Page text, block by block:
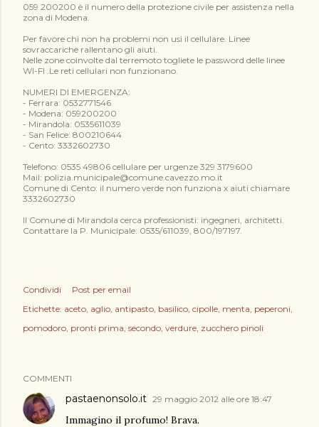
059 200200 è il numero della protezione civile per assistenza nella
zona di Modena.
Per favore chi non ha problemi non usi il cellulare. Linee
sovraccariche rallentano gli aiuti.
Nelle zone coinvolte dal terremoto togliete le password delle linee
WI-FI .Le reti cellulari non funzionano.
NUMERI DI EMERGENZA:
- Ferrara: 0532771546
- Modena: 059200200
- Mirandola: 0535611039
- San Felice: 800210644
- Cento: 3332602730
Telefono: 0535 49806 cellulare per urgenze 329 3179600
Mail: polizia.municipale@comune.cavezzo.mo.it
Comune di Cento: il numero verde non funziona x aiuti chiamare
3332602730
Il Comune di Mirandola cerca professionisti: ingegneri, architetti.
Contattare la P. Municipale: 0535/611039, 800/197197.
Condividi
Post per email
Etichette: aceto aglio antipasto basilico cipolle menta peperoni
pomodoro pronti prima secondo verdure zucchero pinoli
COMMENTI
pastaenonsolo.it 29 maggio 2012 alle ore 18:47
Immagino il profumo! Brava.